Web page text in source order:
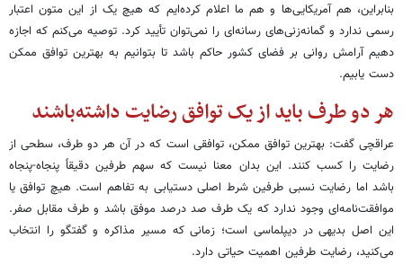
بنابراین، هم آمریکایی‌ها و هم ما اعلام کرده‌ایم که هیچ یک از این متون اعتبار
رسمی ندارد و گمانه‌زنی‌های رسانه‌ای را نمی‌توان تأیید کرد. توصیه می‌کنم که اجازه
دهیم آرامش روانی بر فضای کشور حاکم باشد تا بتوانیم به بهترین توافق ممکن
دست یابیم.
هر دو طرف باید از یک توافق رضایت داشته‌باشند
عراقچی گفت: بهترین توافق ممکن، توافقی است که در آن هر دو طرف، سطحی از
رضایت را کسب کنند. این بدان معنا نیست که سهم طرفین دقیقاً پنجاه-پنجاه
باشد اما رضایت نسبی طرفین شرط اصلی دستیابی به تفاهم است. هیچ توافق یا
موافقت‌نامه‌ای وجود ندارد که یک طرف صد درصد موفق باشد و طرف مقابل صفر.
این اصل بدیهی در دیپلماسی است؛ زمانی که مسیر مذاکره و گفتگو را انتخاب
می‌کنید، رضایت طرفین اهمیت حیاتی دارد.